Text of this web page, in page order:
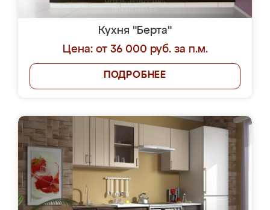
Кухня "Берта"
Цена: от 36 000 руб. за п.м.
ПОДРОБНЕЕ